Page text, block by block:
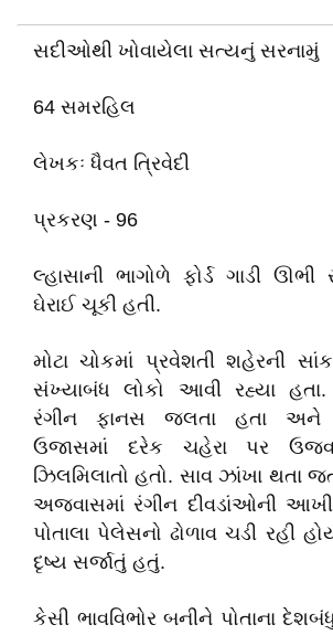
સદીઓથી ખોવાયેલા સત્યનું સરનામું
64 સમરહિલ
લેખકઃ ધૈવત ત્રિવેદી
પ્રકરણ - 96
લ્હાસાની ભાગોળે ફોર્ડ ગાડી ઊભી
ઘેરાઈ ચૂકી હતી.
મોટા ચોકમાં પ્રવેશતી શહેરની
સંખ્યાબંધ લોકો આવી રહ્યા હતા.
રંગીન ફાનસ જલતા હતા અને
ઉજાસમાં દરેક ચહેરા પર
ઝિલમિલાતો હતો. સાવ ઝાંખા થતા
અજવાસમાં રંગીન દીવડાંઓની આખી
પોતાલા પેલેસનો ઢોળાવ ચડી રહી
દૃષ્ય સર્જાતું હતું.
કેસી ભાવવિભોર બનીને પોતાના